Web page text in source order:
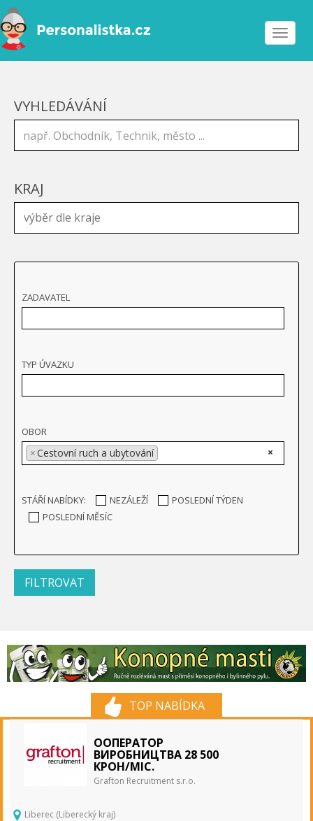
Toggle
VYHLEDÁVÁNÍ
KRAJ
ZADAVATEL
TYP ÚVAZKU
OBOR
×
×Cestovní ruch a ubytování
STÁŘÍ NABÍDKY: NEZÁLEŽÍ
POSLEDNÍ TÝDEN
POSLEDNÍ MĚSÍC
TOP NABÍDKA
ОOПЕРАТОР
ВИРОБНИЦТВА 28 500
КРОН/МІС.
Grafton Recruitment s.r.o.
Liberec (Liberecký kraj)